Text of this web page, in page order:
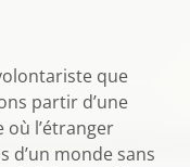
que
partir d’une
l’étranger
d’un monde sans